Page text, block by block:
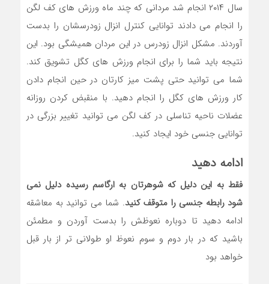
سال ۲۰۱۴ انجام شد مردانی که چند ماه ورزش های کف لگن
را انجام می دادند توانایی کنترل انزال زودرسشان را بدست
آوردند. مشکل انزال زودرس در این مردان همیشگی بود. این
نتیجه باید شما را برای انجام ورزش های کگل تشویق کند.
شما می توانید حتی پشت میز کارتان در حین انجام دادن
کار ورزش های کگل را انجام دهید. با منقبض کردن روزانه
عضلات ناحیه تناسلی در کف لگن می توانید تغییر بزرگی در
توانایی جنسی خود ایجاد کنید.
ادامه دهید
فقط به این دلیل که شوهرتان به ارگاسم رسیده دلیل نمی
شود رابطه جنسی را متوقف کنید. شما می توانید به معاشقه
ادامه دهید تا دوباره نعوظش را بدست آوردن و مطمئن
باشید که در بار دوم و سوم نعوظ او طولانی تر از بار قبل
خواهد بود